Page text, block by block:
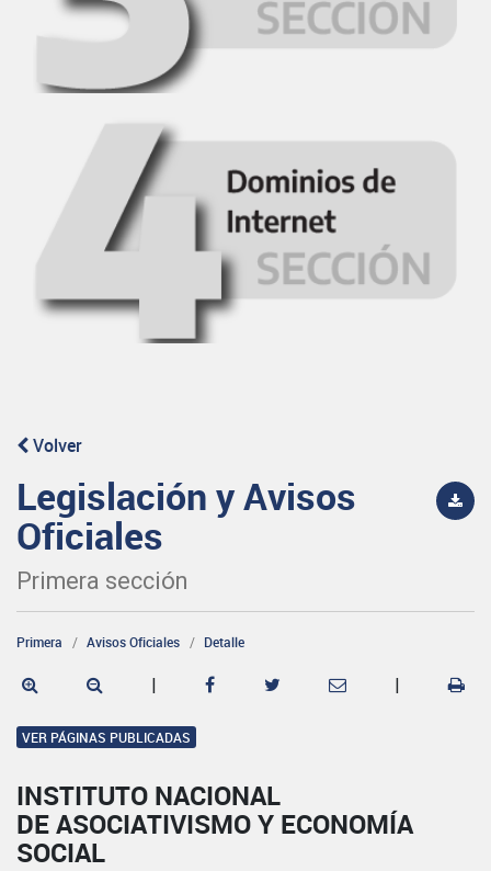
Volver
Legislación y Avisos
Oficiales
Primera sección
Primera Avisos Oficiales Detalle
| |
VER PÁGINAS PUBLICADAS
INSTITUTO NACIONAL
DE ASOCIATIVISMO Y ECONOMÍA
SOCIAL